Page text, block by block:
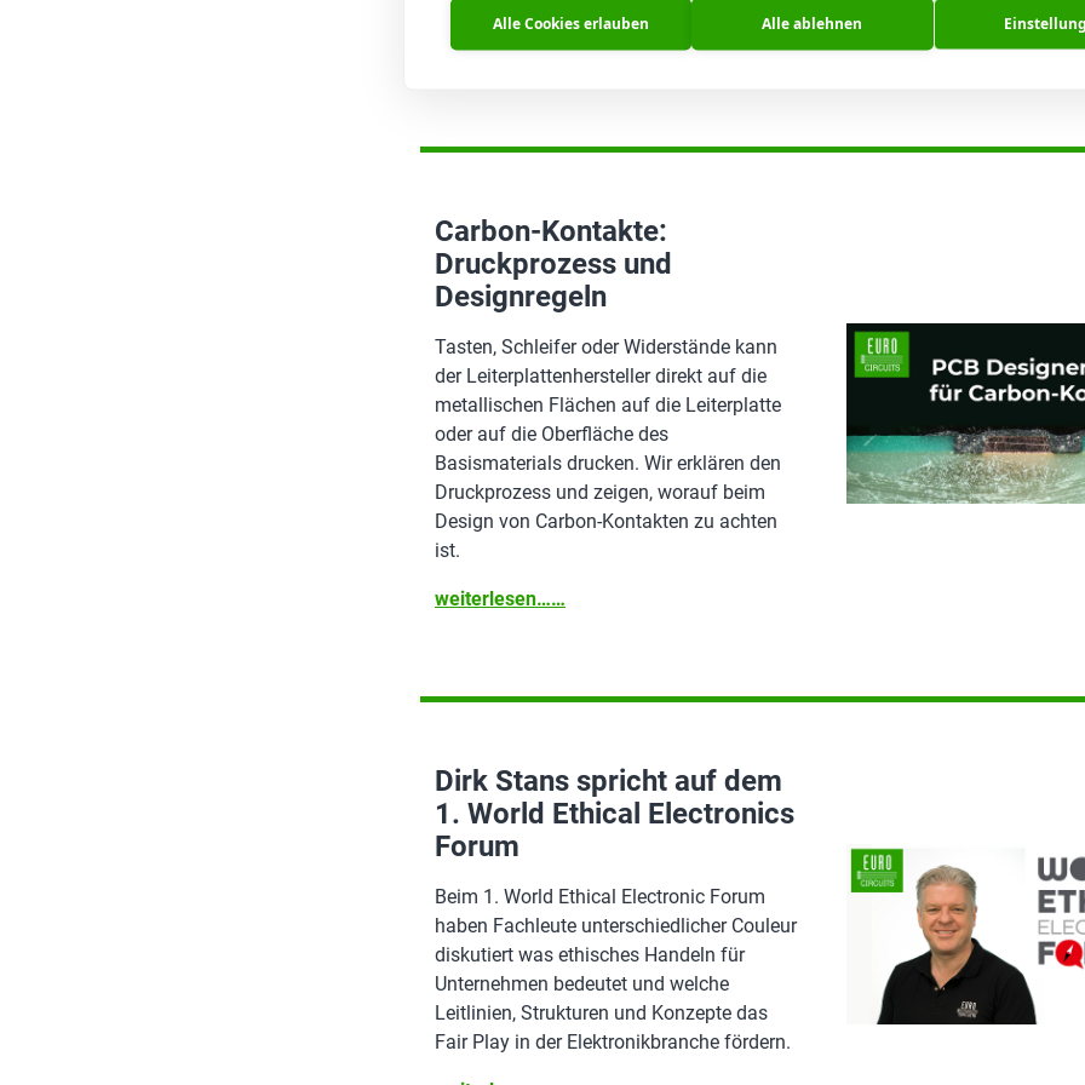
weiterlesen……
Carbon-Kontakte:
Druckprozess und
Designregeln
Tasten, Schleifer oder Widerstände kann
der Leiterplattenhersteller direkt auf die
metallischen Flächen auf die Leiterplatte
oder auf die Oberfläche des
Basismaterials drucken. Wir erklären den
Druckprozess und zeigen, worauf beim
Design von Carbon-Kontakten zu achten
ist.
weiterlesen……
Dirk Stans spricht auf dem
1. World Ethical Electronics
Forum
Beim 1. World Ethical Electronic Forum
haben Fachleute unterschiedlicher Couleur
diskutiert was ethisches Handeln für
Unternehmen bedeutet und welche
Leitlinien, Strukturen und Konzepte das
Fair Play in der Elektronikbranche fördern.
Alle Cookies erlauben Alle ablehnen